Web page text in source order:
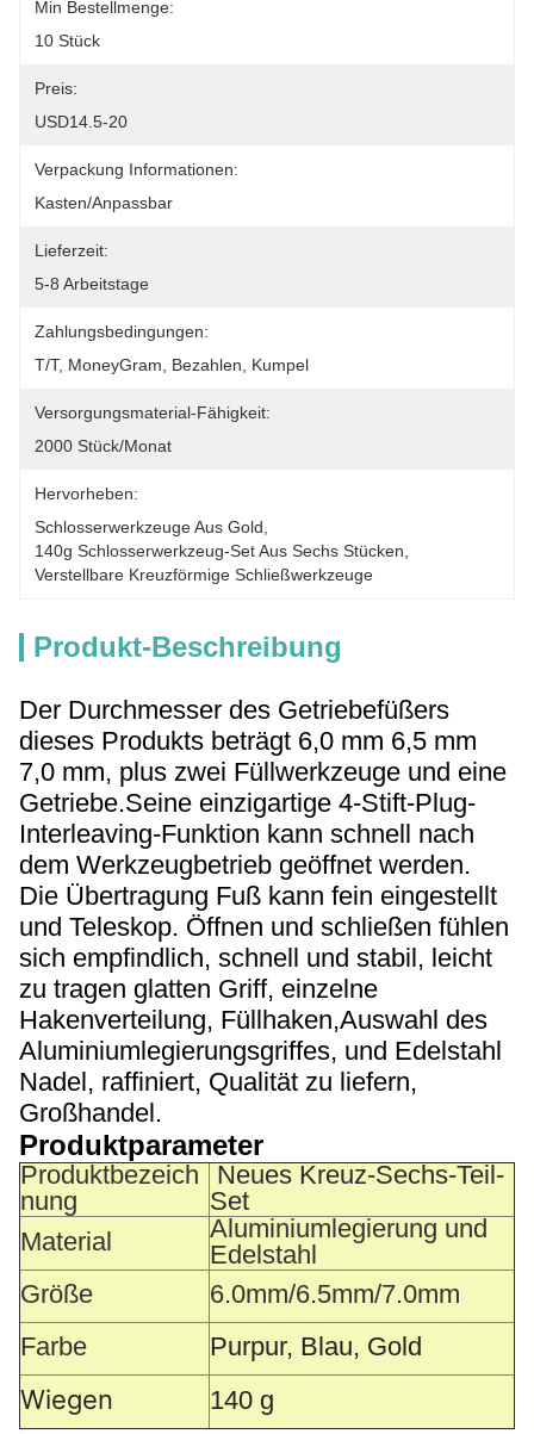
Min Bestellmenge:
10 Stück
Preis:
USD14.5-20
Verpackung Informationen:
Kasten/Anpassbar
Lieferzeit:
5-8 Arbeitstage
Zahlungsbedingungen:
T/T, MoneyGram, Bezahlen, Kumpel
Versorgungsmaterial-Fähigkeit:
2000 Stück/Monat
Hervorheben:
Schlosserwerkzeuge Aus Gold
140g Schlosserwerkzeug-Set Aus Sechs Stücken
Verstellbare Kreuzförmige Schließwerkzeuge
Produkt-Beschreibung
Der Durchmesser des Getriebefüßers
dieses Produkts beträgt 6,0 mm 6,5 mm
7,0 mm, plus zwei Füllwerkzeuge und eine
Getriebe.Seine einzigartige 4-Stift-Plug-
Interleaving-Funktion kann schnell nach
dem Werkzeugbetrieb geöffnet werden.
Die Übertragung Fuß kann fein eingestellt
und Teleskop. Öffnen und schließen fühlen
sich empfindlich, schnell und stabil, leicht
zu tragen glatten Griff, einzelne
Hakenverteilung, Füllhaken,Auswahl des
Aluminiumlegierungsgriffes, und Edelstahl
Nadel, raffiniert, Qualität zu liefern,
Großhandel.
Produktparameter
Produktbezeich
nung
Neues Kreuz-Sechs-Teil-
Set
Material
Aluminiumlegierung und
Edelstahl
Größe
6.0mm/6.5mm/7.0mm
Farbe
Purpur, Blau, Gold
Wiegen 140 g